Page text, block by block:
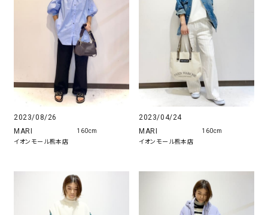
2023/08/26
MARI
イオンモール熊本店
160cm
2023/04/24
MARI
イオンモール熊本店
160cm